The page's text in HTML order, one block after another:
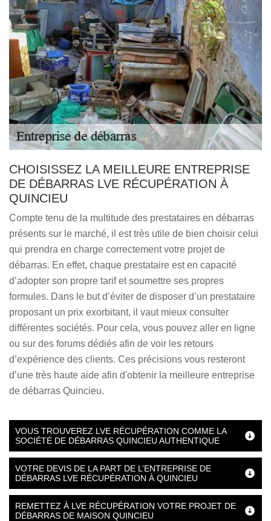
CHOISISSEZ LA MEILLEURE ENTREPRISE
DE DÉBARRAS LVE RÉCUPÉRATION À
QUINCIEU
Compte tenu de la multitude des prestataires en débarras
présents sur le marché, il est très utile de bien choisir celui
qui prendra en charge correctement votre projet de
débarras. En effet, chaque prestataire est en capacité
d’adopter son propre tarif et soumettre ses propres
formules. Dans le but d’éviter de disposer d’un prestataire
proposant un prix exorbitant, il vaut mieux consulter
différentes sociétés. Pour cela, vous pouvez aller en ligne
ou sur des forums dédiés afin de voir les retours
d’expérience des clients. Ces précisions vous resteront
d’une très haute aide afin d'obtenir la meilleure entreprise
de débarras Quincieu.
VOUS TROUVEREZ LVE RÉCUPÉRATION COMME LA
SOCIÉTÉ DE DÉBARRAS QUINCIEU AUTHENTIQUE
VOTRE DEVIS DE LA PART DE L’ENTREPRISE DE
DÉBARRAS LVE RÉCUPÉRATION À QUINCIEU
REMETTEZ À LVE RÉCUPÉRATION VOTRE PROJET DE
DÉBARRAS DE MAISON QUINCIEU